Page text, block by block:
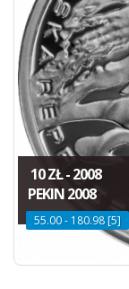
10 ZŁ - 2008
PEKIN 2008
55.00 - 180.98 [5]